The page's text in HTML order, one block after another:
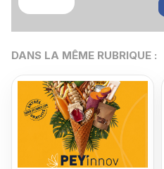
DANS LA MÊME RUBRIQUE :